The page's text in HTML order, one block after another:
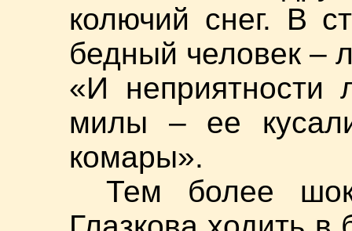
колючий снег. В
бедный человек –
«И
милы – ее
комары».
Тем более